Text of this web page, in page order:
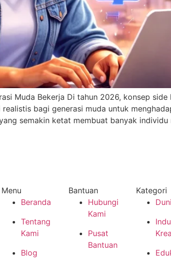
Muda Bekerja Di tahun 2026, konsep
bagi generasi muda untuk
semakin ketat membuat banyak
Menu
Beranda
Tentang
Kami
Blog
Bantuan
Hubungi
Kami
Pusat
Bantuan
Kategori